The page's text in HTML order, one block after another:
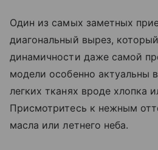
Один из самых заметных
диагональный вырез,
динамичности даже самой
модели особенно актуальны
легких тканях вроде хлопка
Присмотритесь к нежным
масла или летнего неба.